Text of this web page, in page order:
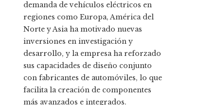
demanda de vehículos eléctricos en
regiones como Europa, América del
Norte y Asia ha motivado nuevas
inversiones en investigación y
desarrollo, y la empresa ha reforzado
sus capacidades de diseño conjunto
con fabricantes de automóviles, lo que
facilita la creación de componentes
más avanzados e integrados.